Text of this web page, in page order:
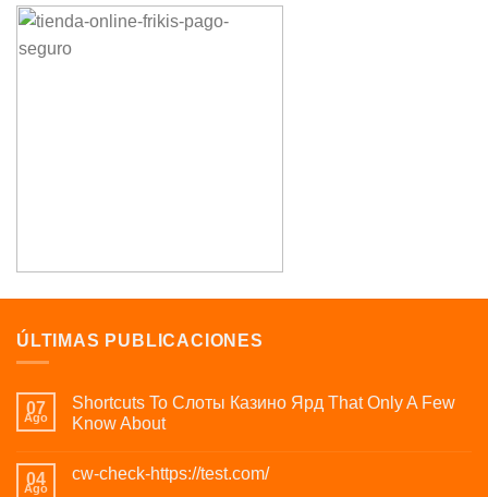
ÚLTIMAS PUBLICACIONES
07
Ago
Shortcuts To Слоты Казино Ярд That Only A Few
Know About
04
Ago
cw-check-https://test.com/